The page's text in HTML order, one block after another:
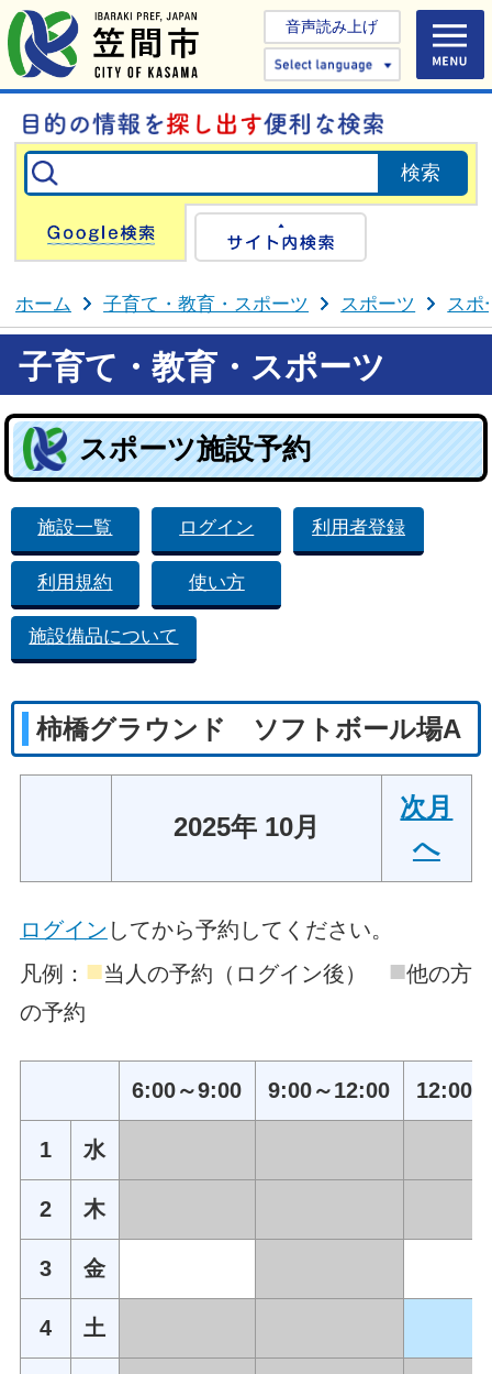
音声読み上げ
Select
Google検索
ホーム 子育て・教育・スポーツ スポーツ スポ
子育て・教育・スポーツ
スポーツ施設予約
施設一覧 ログイン 利用者登録
利用規約 使い方
施設備品について
柿橋グラウンド ソフトボール場A
2025年 10月
次月
へ
ログイン してから予約してください。
凡例： ■当人の予約（ログイン後） ■他の方
の予約
6:00～9:00 9:00～12:00 12:00
1 水
2 木
3 金
4 土